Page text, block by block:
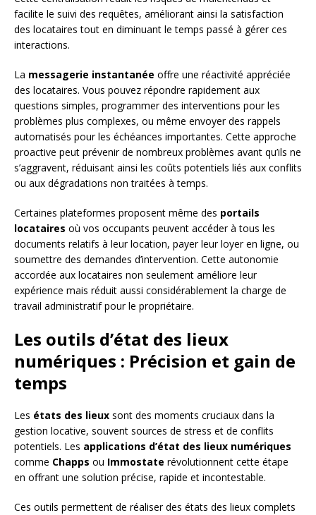
facilite le suivi des requêtes, améliorant ainsi la satisfaction
des locataires tout en diminuant le temps passé à gérer ces
interactions.
La messagerie instantanée offre une réactivité appréciée
des locataires. Vous pouvez répondre rapidement aux
questions simples, programmer des interventions pour les
problèmes plus complexes, ou même envoyer des rappels
automatisés pour les échéances importantes. Cette approche
proactive peut prévenir de nombreux problèmes avant qu’ils ne
s’aggravent, réduisant ainsi les coûts potentiels liés aux conflits
ou aux dégradations non traitées à temps.
Certaines plateformes proposent même des portails
locataires où vos occupants peuvent accéder à tous les
documents relatifs à leur location, payer leur loyer en ligne, ou
soumettre des demandes d’intervention. Cette autonomie
accordée aux locataires non seulement améliore leur
expérience mais réduit aussi considérablement la charge de
travail administratif pour le propriétaire.
Les outils d’état des lieux
numériques : Précision et gain de
temps
Les états des lieux sont des moments cruciaux dans la
gestion locative, souvent sources de stress et de conflits
potentiels. Les applications d’état des lieux numériques
comme Chapps ou Immostate révolutionnent cette étape
en offrant une solution précise, rapide et incontestable.
Ces outils permettent de réaliser des états des lieux complets